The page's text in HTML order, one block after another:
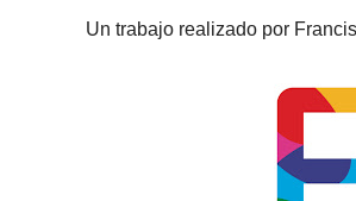
Un trabajo realizado por